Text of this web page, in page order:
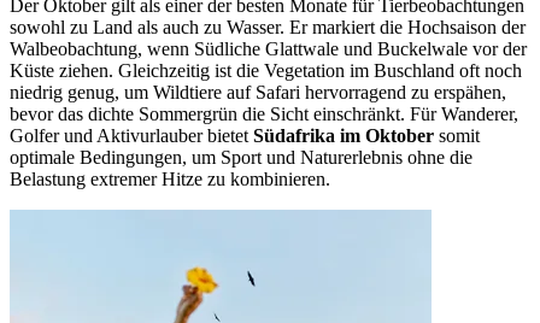
Der Oktober gilt als einer der besten Monate für Tierbeobachtungen
sowohl zu Land als auch zu Wasser. Er markiert die Hochsaison der
Walbeobachtung, wenn Südliche Glattwale und Buckelwale vor der
Küste ziehen. Gleichzeitig ist die Vegetation im Buschland oft noch
niedrig genug, um Wildtiere auf Safari hervorragend zu erspähen,
bevor das dichte Sommergrün die Sicht einschränkt. Für Wanderer,
Golfer und Aktivurlauber bietet Südafrika im Oktober somit
optimale Bedingungen, um Sport und Naturerlebnis ohne die
Belastung extremer Hitze zu kombinieren.